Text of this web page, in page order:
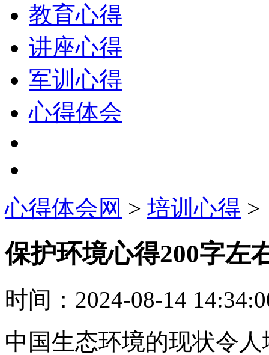
教育心得
讲座心得
军训心得
心得体会
心得体会网 > 培训心得 >
保护环境心得200字左
时间： 2024-08-14
中国生态环境的现状令